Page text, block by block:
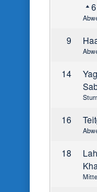
6
9
14
16
18